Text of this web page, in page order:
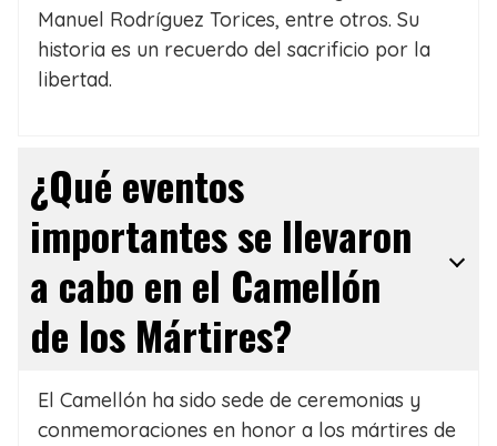
Manuel Rodríguez Torices, entre otros. Su
historia es un recuerdo del sacrificio por la
libertad.
¿Qué eventos
importantes se llevaron
a cabo en el Camellón
de los Mártires?
El Camellón ha sido sede de ceremonias y
conmemoraciones en honor a los mártires de